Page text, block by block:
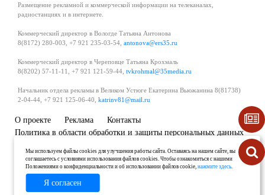
Размещение рекламной и коммерческой информации на телеканалах,
радиостанциях и в интернете.
Коммерческий директор в Вологде Татьяна Антонова
8(8172) 280-003, +7 921 235-03-54, antonova@ers35.ru
Коммерческий директор в Череповце Татьяна Крохмаль
8(8202) 57-11-11, +7 921 121-59-44, tvkrohmal@35media.ru
Начальник отдела рекламы в Великом Устюге Екатерина Вьюжанина 8(81738)
2-04-44, +7 921 125-06-40, katrinv81@mail.ru
О проекте Реклама
Контакты
Политика в области обработки и защиты персональных данных
Мы используем файлы cookies для улучшения работы сайта. Оставаясь на нашем сайте, вы
соглашаетесь с условиями использования файлов cookies. Чтобы ознакомиться с нашими
Положениями о конфиденциальности и об использовании файлов cookie,нажмите здесь.
Я согласен